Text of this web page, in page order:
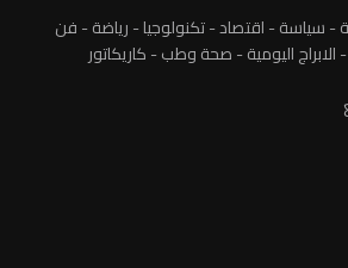
- سياسة - اقتصاد - تكنولوجيا - رياضة - فن
اليومية - صحة وطب - كاريكاتور